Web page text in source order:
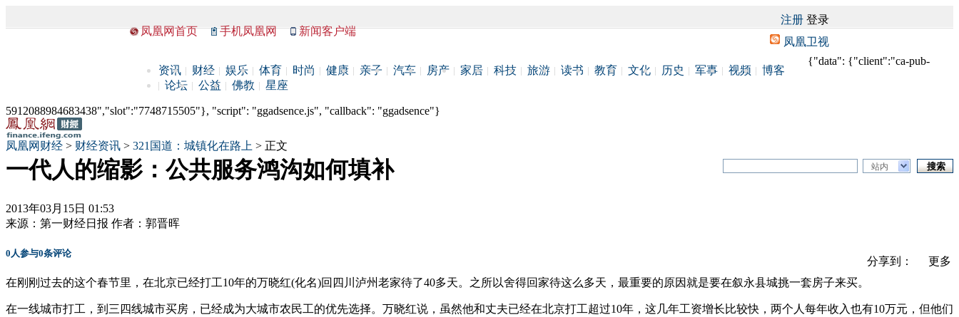
凤凰网首页 手机凤凰网 新闻客户端
注册 登录
凤凰卫视
资讯 财经 娱乐 体育 时尚 健康 亲子 汽车 房产 家居 科技 旅游 读书 教育 文化 历史 军事 视频
博客
论坛
公益 佛教 星座
{"data": {"client":"ca-pub-
5912088984683438","slot":"7748715505"}, "script": "ggadsence.js", "callback": "ggadsence"}
凤凰网财经 > 财经资讯 > 321国道：城镇化在路上 > 正文
站内
一代人的缩影：公共服务鸿沟如何填补
2013年03月15日 01:53
来源： 第一财经日报 作者： 郭晋晖
分享到： 更多
0人参与0条评论
在刚刚过去的这个春节里，在北京已经打工10年的万晓红(化名)回四川泸州老家待了40多天。之所以舍得回家待这么多天，最重要的原因就是要在叙永县城挑一套房子来买。
在一线城市打工，到三四线城市买房，已经成为大城市农民工的优先选择。万晓红说，虽然他和丈夫已经在北京打工超过10年，这几年工资增长比较快，两个人每年收入也有10万元，但他们